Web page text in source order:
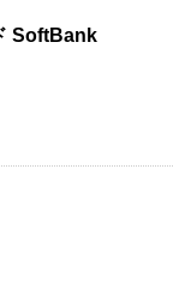
SoftBank